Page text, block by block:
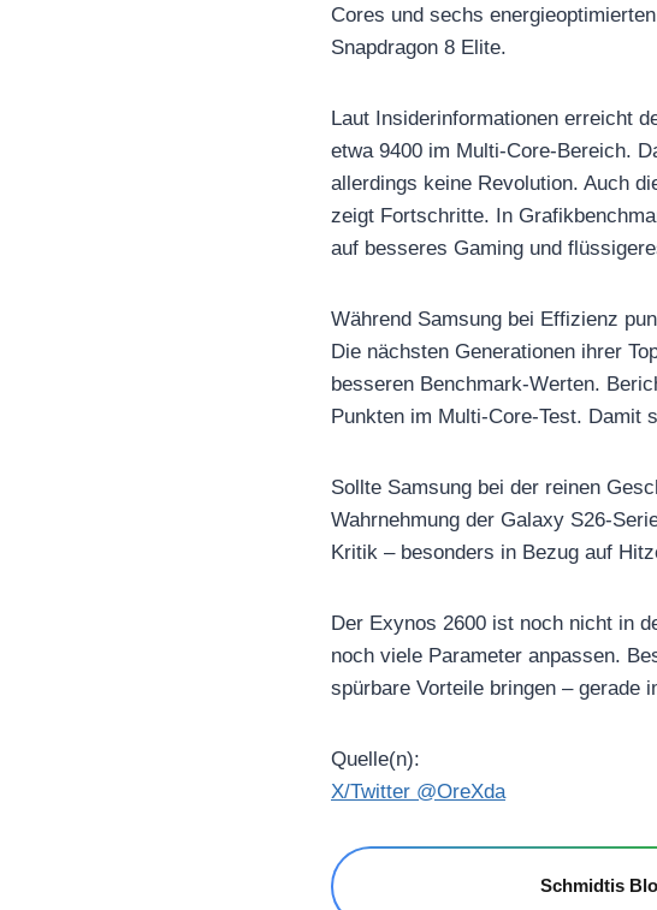
Cores und sechs
Snapdragon 8 Elite.
Laut Insiderinformationen erreicht
etwa 9400 im Multi-Core-Bereich.
allerdings keine Revolution. Auch
zeigt Fortschritte. In
auf besseres Gaming und
Während Samsung bei Effizienz
Die nächsten Generationen ihrer
besseren Benchmark-Werten.
Punkten im Multi-Core-Test. Damit
Sollte Samsung bei der reinen
Wahrnehmung der Galaxy S26-
Kritik – besonders in Bezug auf
Der Exynos 2600 ist noch nicht in
noch viele Parameter anpassen.
spürbare Vorteile bringen – gerade
Quelle(n):
X/Twitter @OreXda
Schmidtis